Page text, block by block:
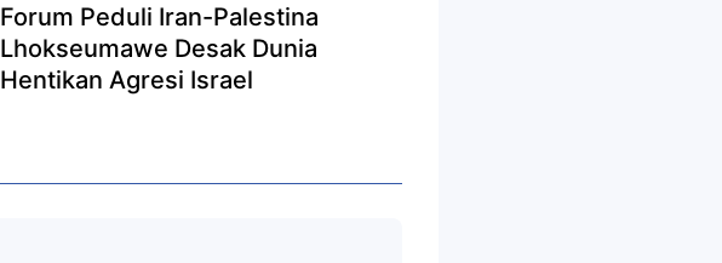
Forum Peduli Iran-Palestina
Lhokseumawe Desak Dunia
Hentikan Agresi Israel